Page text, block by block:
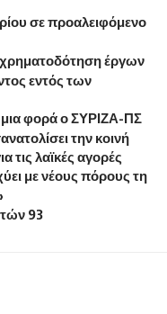
σε προαλειφόμενο
έργων
εντός των
μια φορά ο ΣΥΡΙΖΑ-ΠΣ
την κοινή
τις λαϊκές αγορές
με νέους πόρους τη
93